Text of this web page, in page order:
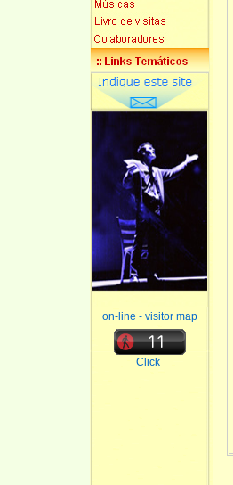
on-line - visitor map
Click